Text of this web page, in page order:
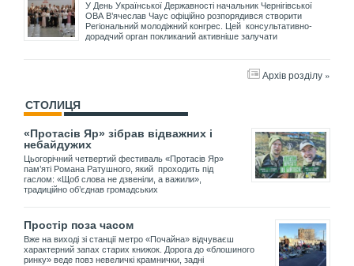
У День Української Державності начальник Чернігівської
ОВА В’ячеслав Чаус офіційно розпорядився створити
Регіональний молодіжний конгрес. Цей консультативно-
дорадчий орган покликаний активніше залучати
Архів розділу »
СТОЛИЦЯ
«Протасів Яр» зібрав відважних і
небайдужих
Цьогорічний четвертий фестиваль «Протасів Яр»
пам’яті Романа Ратушного, який проходить під
гаслом: «Щоб слова не дзвеніли, а важили»,
традиційно об’єднав громадських
Простір поза часом
Вже на виході зі станції метро «Почайна» відчуваєш
характерний запах старих книжок. Дорога до «блошиного
ринку» веде повз невеличкі крамнички, задні